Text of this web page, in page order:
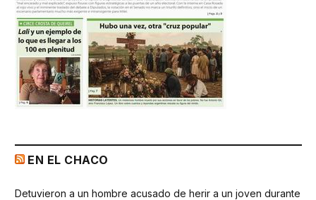
EN EL CHACO
Detuvieron a un hombre acusado de herir a un joven durante